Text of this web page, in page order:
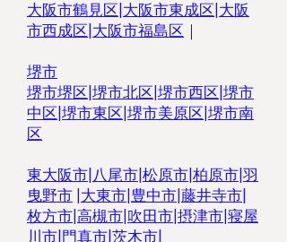
大阪市鶴見区 大阪市東成区 大阪
市西成区 大阪市福島区 ｜
堺市
堺市堺区 堺市北区 堺市西区 堺市
中区 堺市東区| 堺市美原区 堺市南
区
東大阪市 八尾市 松原市 柏原市 羽
曳野市 大東市 豊中市 藤井寺市
枚方市 高槻市 吹田市 摂津市 寝屋
川市 門真市 茨木市